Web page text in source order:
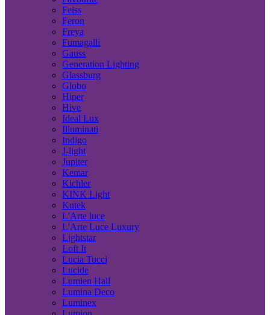
Feiss
Feron
Freya
Fumagalli
Gauss
Generation Lighting
Glassburg
Globo
Hiper
Hive
Ideal Lux
Illuminati
Indigo
J-light
Jupiter
Kemar
Kichler
KINK Light
Kutek
L'Arte luce
L'Arte Luce Luxury
Lightstar
Loft It
Lucia Tucci
Lucide
Lumien Hall
Lumina Deco
Luminex